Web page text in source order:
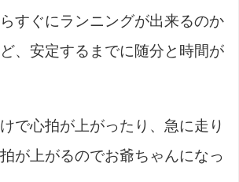
すぐにランニングが出来るのか
、安定するまでに随分と時間が
で心拍が上がったり、急に走り
が上がるのでお爺ちゃんになっ